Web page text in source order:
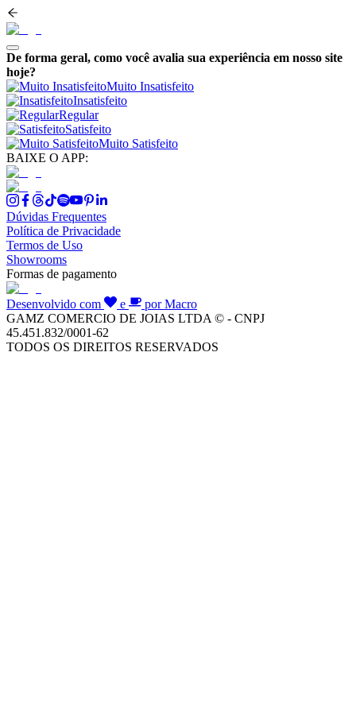
De forma geral, como você avalia sua experiência em nosso site
hoje?
Muito Insatisfeito
Insatisfeito
Regular
Satisfeito
Muito Satisfeito
BAIXE O APP:
Dúvidas Frequentes
Política de Privacidade
Termos de Uso
Showrooms
Formas de pagamento
Desenvolvido com e
por Macro
GAMZ COMERCIO DE JOIAS LTDA © - CNPJ
45.451.832/0001-62
TODOS OS DIREITOS RESERVADOS